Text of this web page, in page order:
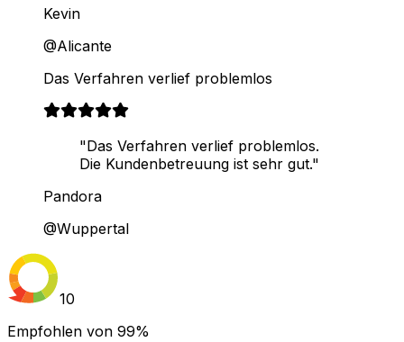
Kevin
@Alicante
Das Verfahren verlief problemlos
"Das Verfahren verlief problemlos.
Die Kundenbetreuung ist sehr gut."
Pandora
@Wuppertal
10
Empfohlen von 99%